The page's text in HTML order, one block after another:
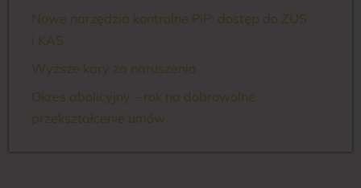
Nowe narzędzia kontrolne PIP: dostęp do ZUS
i KAS
Wyższe kary za naruszenia
Okres abolicyjny – rok na dobrowolne
przekształcenie umów